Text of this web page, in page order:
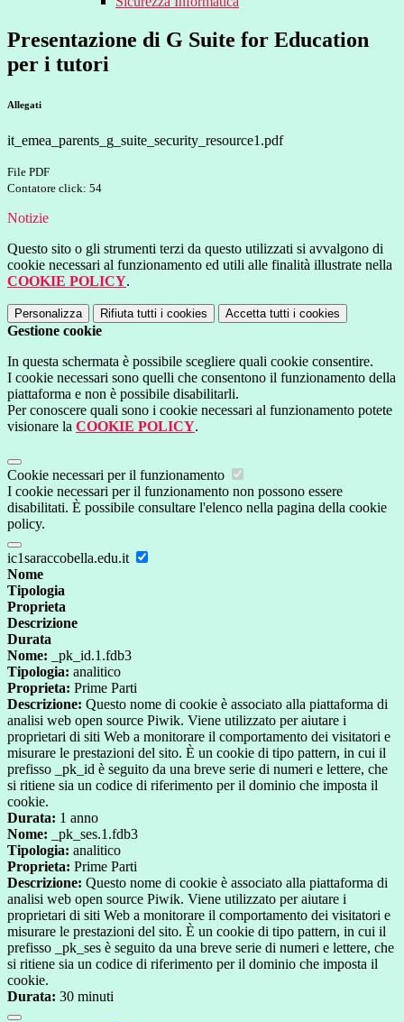
Presentazione di G Suite for Education
per i tutori
Allegati
it_emea_parents_g_suite_security_resource1.pdf
File PDF
Contatore click: 54
Notizie
Questo sito o gli strumenti terzi da questo utilizzati si avvalgono di
cookie necessari al funzionamento ed utili alle finalità illustrate nella
COOKIE POLICY.
Personalizza Rifiuta tutti i cookies Accetta tutti i cookies
Gestione cookie
In questa schermata è possibile scegliere quali cookie consentire.
I cookie necessari sono quelli che consentono il funzionamento della
piattaforma e non è possibile disabilitarli.
Per conoscere quali sono i cookie necessari al funzionamento potete
visionare la COOKIE POLICY.
Cookie necessari per il funzionamento
I cookie necessari per il funzionamento non possono essere
disabilitati. È possibile consultare l'elenco nella pagina della cookie
policy.
ic1saraccobella.edu.it
Nome
Tipologia
Proprieta
Descrizione
Durata
Nome: _pk_id.1.fdb3
Tipologia: analitico
Proprieta: Prime Parti
Descrizione: Questo nome di cookie è associato alla piattaforma di
analisi web open source Piwik. Viene utilizzato per aiutare i
proprietari di siti Web a monitorare il comportamento dei visitatori e
misurare le prestazioni del sito. È un cookie di tipo pattern, in cui il
prefisso _pk_id è seguito da una breve serie di numeri e lettere, che
si ritiene sia un codice di riferimento per il dominio che imposta il
cookie.
Durata: 1 anno
Nome: _pk_ses.1.fdb3
Tipologia: analitico
Proprieta: Prime Parti
Descrizione: Questo nome di cookie è associato alla piattaforma di
analisi web open source Piwik. Viene utilizzato per aiutare i
proprietari di siti Web a monitorare il comportamento dei visitatori e
misurare le prestazioni del sito. È un cookie di tipo pattern, in cui il
prefisso _pk_ses è seguito da una breve serie di numeri e lettere, che
si ritiene sia un codice di riferimento per il dominio che imposta il
cookie.
Durata: 30 minuti